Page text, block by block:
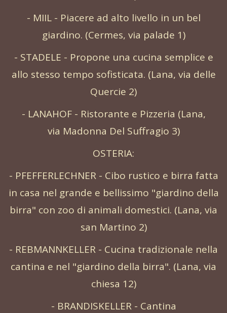
- MIIL - Piacere ad alto livello in un bel
giardino. (Cermes, via palade 1)
- STADELE - Propone una cucina semplice e
allo stesso tempo sofisticata. (Lana, via delle
Quercie 2)
- LANAHOF - Ristorante e Pizzeria (Lana,
via Madonna Del Suffragio 3)
OSTERIA:
- PFEFFERLECHNER - Cibo rustico e birra fatta
in casa nel grande e bellissimo "giardino della
birra" con zoo di animali domestici. (Lana, via
san Martino 2)
- REBMANNKELLER - Cucina tradizionale nella
cantina e nel "giardino della birra". (Lana, via
chiesa 12)
- BRANDISKELLER - Cantina